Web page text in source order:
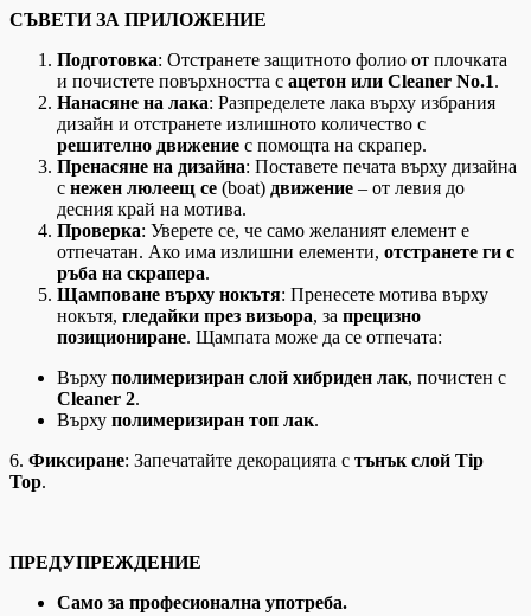
СЪВЕТИ ЗА ПРИЛОЖЕНИЕ
Подготовка: Отстранете защитното фолио от плочката
и почистете повърхността с ацетон или Cleaner No.1.
Нанасяне на лака: Разпределете лака върху избрания
дизайн и отстранете излишното количество с
решително движение с помощта на скрапер.
Пренасяне на дизайна: Поставете печата върху дизайна
с нежен люлеещ се (boat) движение – от левия до
десния край на мотивa.
Проверка: Уверете се, че само желаният елемент е
отпечатан. Ако има излишни елементи, отстранете ги с
ръба на скрапера.
Щамповане върху нокътя: Пренесете мотива върху
нокътя, гледайки през визьора, за прецизно
позициониране. Щампата може да се отпечата:
Върху полимеризиран слой хибриден лак, почистен с
Cleaner 2.
Върху полимеризиран топ лак.
6. Фиксиране: Запечатайте декорацията с тънък слой Tip
Top.
ПРЕДУПРЕЖДЕНИЕ
Само за професионална употреба.